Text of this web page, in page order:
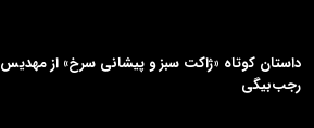
داستان کوتاه «ژاکت سبز و پیشانی سرخ» از مهدیس
رجب‌بیگی